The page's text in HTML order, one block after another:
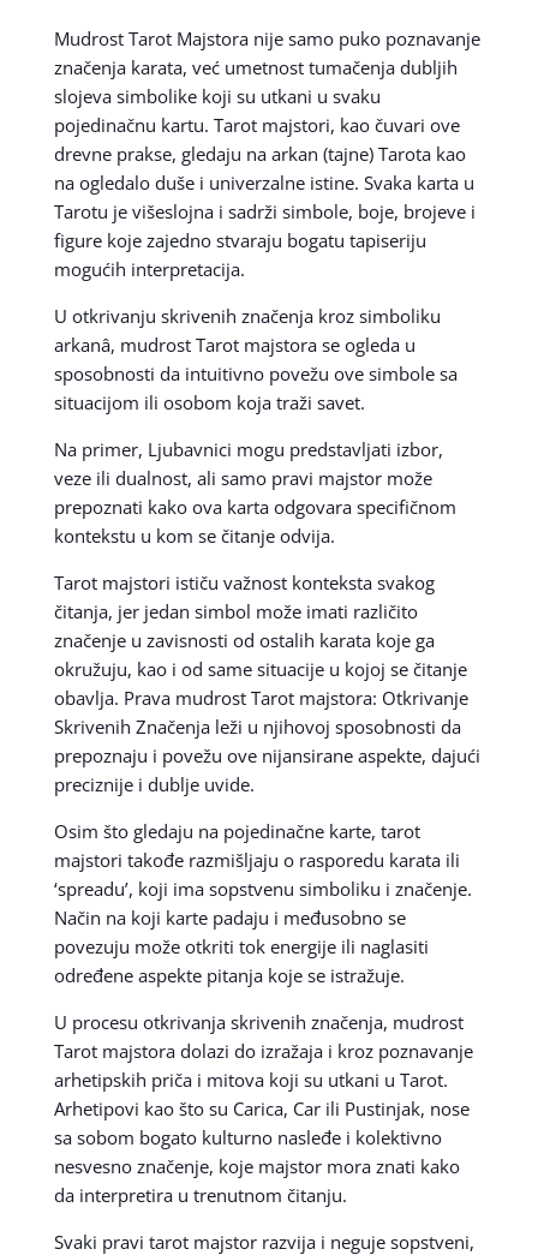
Mudrost Tarot Majstora nije samo puko poznavanje
značenja karata, već umetnost tumačenja dubljih
slojeva simbolike koji su utkani u svaku
pojedinačnu kartu. Tarot majstori, kao čuvari ove
drevne prakse, gledaju na arkan (tajne) Tarota kao
na ogledalo duše i univerzalne istine. Svaka karta u
Tarotu je višeslojna i sadrži simbole, boje, brojeve i
figure koje zajedno stvaraju bogatu tapiseriju
mogućih interpretacija.
U otkrivanju skrivenih značenja kroz simboliku
arkanâ, mudrost Tarot majstora se ogleda u
sposobnosti da intuitivno povežu ove simbole sa
situacijom ili osobom koja traži savet.
Na primer, Ljubavnici mogu predstavljati izbor,
veze ili dualnost, ali samo pravi majstor može
prepoznati kako ova karta odgovara specifičnom
kontekstu u kom se čitanje odvija.
Tarot majstori ističu važnost konteksta svakog
čitanja, jer jedan simbol može imati različito
značenje u zavisnosti od ostalih karata koje ga
okružuju, kao i od same situacije u kojoj se čitanje
obavlja. Prava mudrost Tarot majstora: Otkrivanje
Skrivenih Značenja leži u njihovoj sposobnosti da
prepoznaju i povežu ove nijansirane aspekte, dajući
preciznije i dublje uvide.
Osim što gledaju na pojedinačne karte, tarot
majstori takođe razmišljaju o rasporedu karata ili
‘spreadu’, koji ima sopstvenu simboliku i značenje.
Način na koji karte padaju i međusobno se
povezuju može otkriti tok energije ili naglasiti
određene aspekte pitanja koje se istražuje.
U procesu otkrivanja skrivenih značenja, mudrost
Tarot majstora dolazi do izražaja i kroz poznavanje
arhetipskih priča i mitova koji su utkani u Tarot.
Arhetipovi kao što su Carica, Car ili Pustinjak, nose
sa sobom bogato kulturno nasleđe i kolektivno
nesvesno značenje, koje majstor mora znati kako
da interpretira u trenutnom čitanju.
Svaki pravi tarot majstor razvija i neguje sopstveni,